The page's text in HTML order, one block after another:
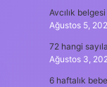
Avcılık
Ağustos 5,
72 hangi
Ağustos 3,
6 haftalık